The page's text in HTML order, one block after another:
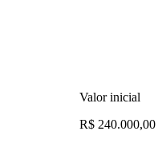
Valor inicial
R$ 240.000,00